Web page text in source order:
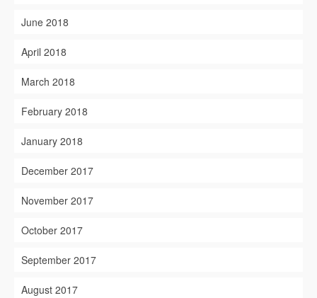
June 2018
April 2018
March 2018
February 2018
January 2018
December 2017
November 2017
October 2017
September 2017
August 2017